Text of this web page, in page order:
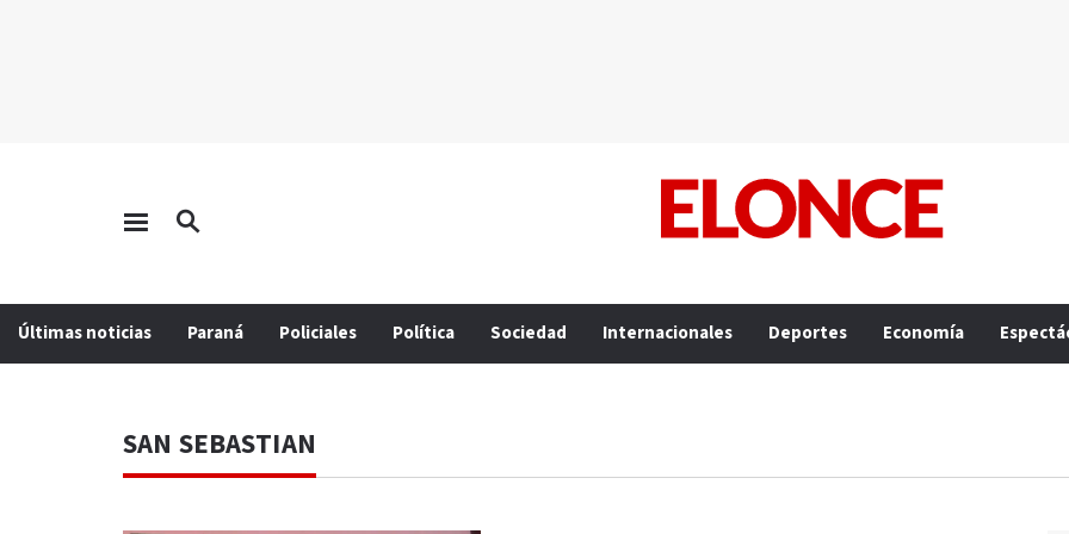
Últimas noticias Paraná Policiales Política Sociedad Internacionales Deportes Economía
SAN SEBASTIAN